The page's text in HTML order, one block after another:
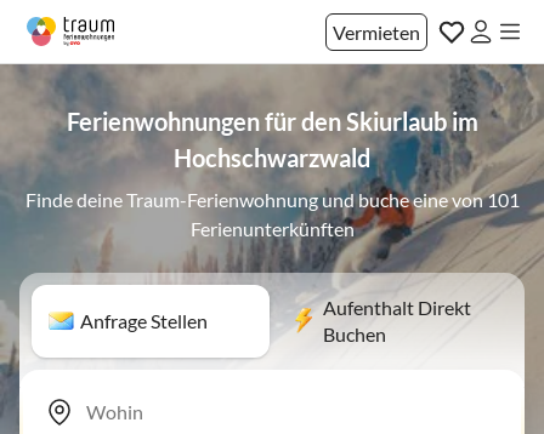
Vermieten
Ferienwohnungen für den Skiurlaub im
Hochschwarzwald
Finde deine Traum-Ferienwohnung und buche eine von 101
Ferienunterkünften
Anfrage Stellen
Aufenthalt Direkt
Buchen